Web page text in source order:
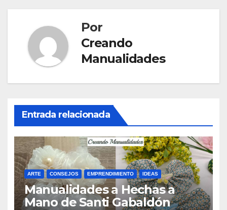
Por
Creando
Manualidades
Entrada relacionada
ARTE CONSEJOS EMPRENDIMIENTO IDEAS
Manualidades a Hechas a
Mano de Santi Gabaldón